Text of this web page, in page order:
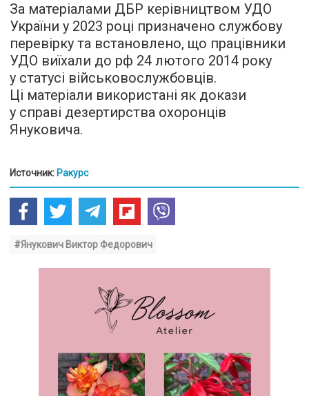
За матеріалами ДБР керівництвом УДО
України у 2023 році призначено службову
перевірку та встановлено, що працівники
УДО виїхали до рф 24 лютого 2014 року
у статусі військовослужбовців.
Ці матеріали використані як докази
у справі дезертирства охоронців
Януковича.
Источник: Ракурс
#Янукович Виктор Федорович